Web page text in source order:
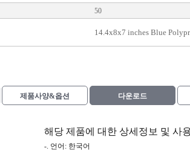
50
14.4x8x7 inches Blue
제품사양&옵션 다운로드
해당 제품에 대한 상세정보 및 사
-. 언어: 한국어